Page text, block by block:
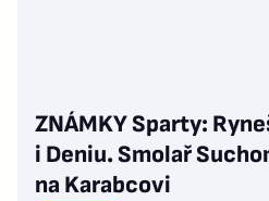
ZNÁMKY Sparty:
i Deniu. Smolař
na Karabcovi